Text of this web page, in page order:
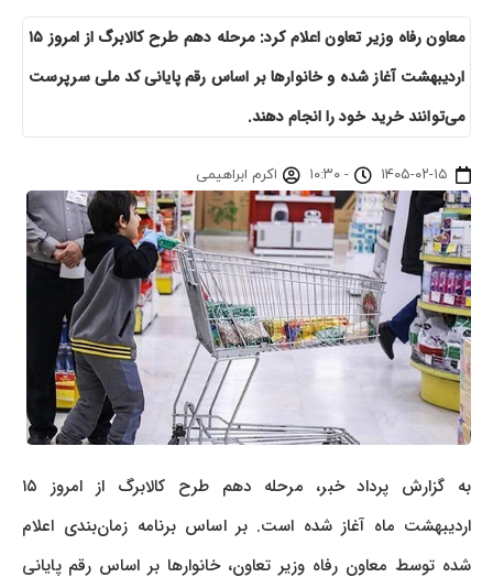
معاون رفاه وزیر تعاون اعلام کرد: مرحله دهم طرح کالابرگ از امروز ۱۵
اردیبهشت آغاز شده و خانوار‌ها بر اساس رقم پایانی کد ملی سرپرست
می‌توانند خرید خود را انجام دهند.
۱۴۰۵-۰۲-۱۵ - ۱۰:۳۰ اکرم ابراهیمی
به گزارش پرداد خبر، مرحله دهم طرح کالابرگ از امروز ۱۵
اردیبهشت ماه آغاز شده است. بر اساس برنامه زمان‌بندی اعلام
شده توسط معاون رفاه وزیر تعاون، خانوارها بر اساس رقم پایانی